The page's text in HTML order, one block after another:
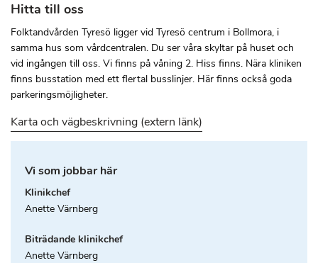
Hitta till oss
Folktandvården Tyresö ligger vid Tyresö centrum i Bollmora, i
samma hus som vårdcentralen. Du ser våra skyltar på huset och
vid ingången till oss. Vi finns på våning 2. Hiss finns. Nära kliniken
finns busstation med ett flertal busslinjer. Här finns också goda
parkeringsmöjligheter.
Karta och vägbeskrivning (extern länk)
Vi som jobbar här
Klinikchef
Anette Värnberg
Biträdande klinikchef
Anette Värnberg